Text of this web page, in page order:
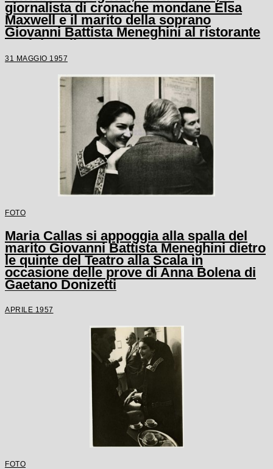
giornalista di cronache mondane Elsa
Maxwell e il marito della soprano
Giovanni Battista Meneghini al ristorante
Savini a Milano
31 MAGGIO 1957
FOTO
Maria Callas si appoggia alla spalla del
marito Giovanni Battista Meneghini dietro
le quinte del Teatro alla Scala in
occasione delle prove di Anna Bolena di
Gaetano Donizetti
APRILE 1957
FOTO